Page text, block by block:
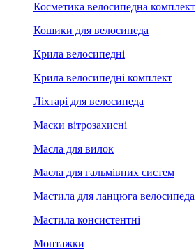
Косметика велосипедна комплект
Кошики для велосипеда
Крила велосипедні
Крила велосипедні комплект
Ліхтарі для велосипеда
Маски вітрозахисні
Масла для вилок
Масла для гальмівних систем
Мастила для ланцюга велосипеда
Мастила консистентні
Монтажки